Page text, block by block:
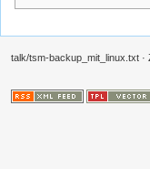
talk/tsm-backup_mit_linux.txt ·